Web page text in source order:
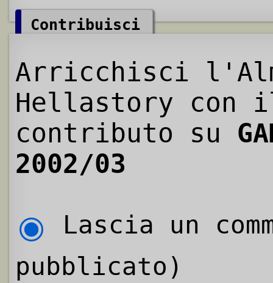
Contribuisci
Arricchisci
Hellastory con
contributo su
2002/03
Lascia un
pubblicato)